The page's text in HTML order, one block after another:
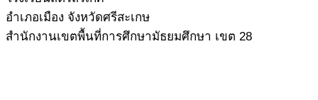
อำเภอเมือง จังหวัดศรีสะเกษ
สำนักงานเขตพื้นที่การศึกษามัธยมศึกษา เขต 28